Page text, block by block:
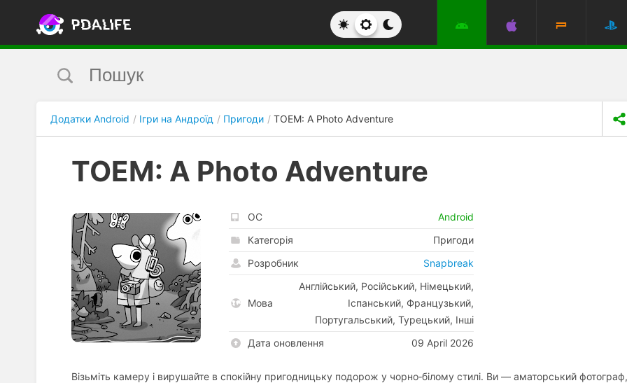
Додатки Android Ігри на Андроїд Пригоди TOEM: A Photo Adventure
TOEM: A Photo Adventure
ОС
Android
Категорія
Пригоди
Розробник
Snapbreak
Мова
Англійський, Російський, Німецький,
Іспанський, Французький,
Португальський, Турецький, Інші
Дата оновлення
09 April 2026
Візьміть камеру і вирушайте в спокійну пригодницьку подорож у чорно‑білому стилі. Ви — аматорський фотограф,